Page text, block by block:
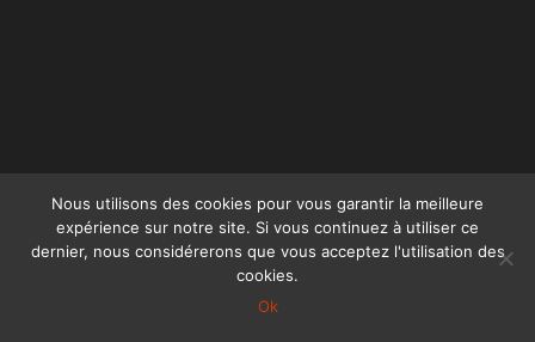
Nous utilisons des cookies pour vous garantir la meilleure
expérience sur notre site. Si vous continuez à utiliser ce
dernier, nous considérerons que vous acceptez l'utilisation des
cookies.
Ok